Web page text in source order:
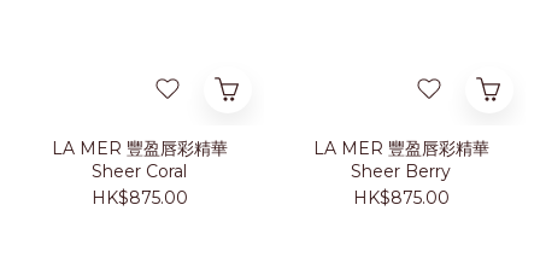
LA MER 豐盈唇彩精華
Sheer Coral
HK$875.00
LA MER 豐盈唇彩精華
Sheer Berry
HK$875.00